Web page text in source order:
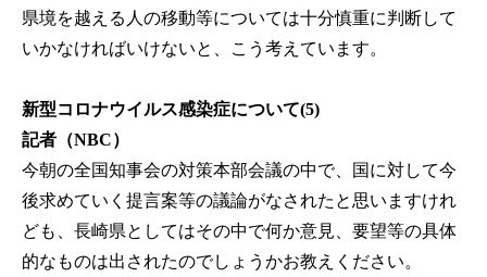
県境を越える人の移動等については十分慎重に判断して
いかなければいけないと、こう考えています。
新型コロナウイルス感染症について(5)
記者（NBC）
今朝の全国知事会の対策本部会議の中で、国に対して今
後求めていく提言案等の議論がなされたと思いますけれ
ども、長崎県としてはその中で何か意見、要望等の具体
的なものは出されたのでしょうかお教えください。